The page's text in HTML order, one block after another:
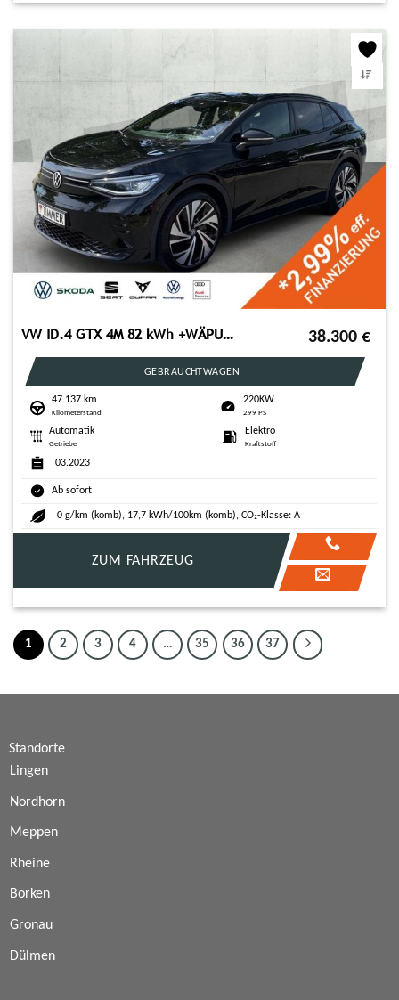
VW ID.4 GTX 4M 82 kWh +WÄPU +AHK +360° +SOUND +IQ.L 38.300 €
GEBRAUCHTWAGEN
47.137 km
Kilometerstand
220KW
299 PS
Automatik
Getriebe
Elektro
Kraftstoff
03.2023
Ab sofort
0 g/km (komb), 17,7 kWh/100km (komb), CO₂-Klasse: A
ZUM FAHRZEUG
1 2 3 4 … 35 36 37
Standorte
Lingen
Nordhorn
Meppen
Rheine
Borken
Gronau
Dülmen